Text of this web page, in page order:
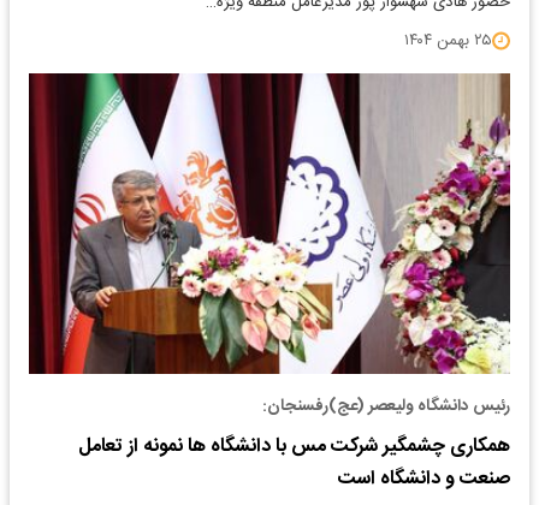
۲۵ بهمن ۱۴۰۴
رئیس دانشگاه ولیعصر (عج)رفسنجان:
همکاری چشمگیر شرکت مس با دانشگاه ها نمونه از تعامل
صنعت و دانشگاه است